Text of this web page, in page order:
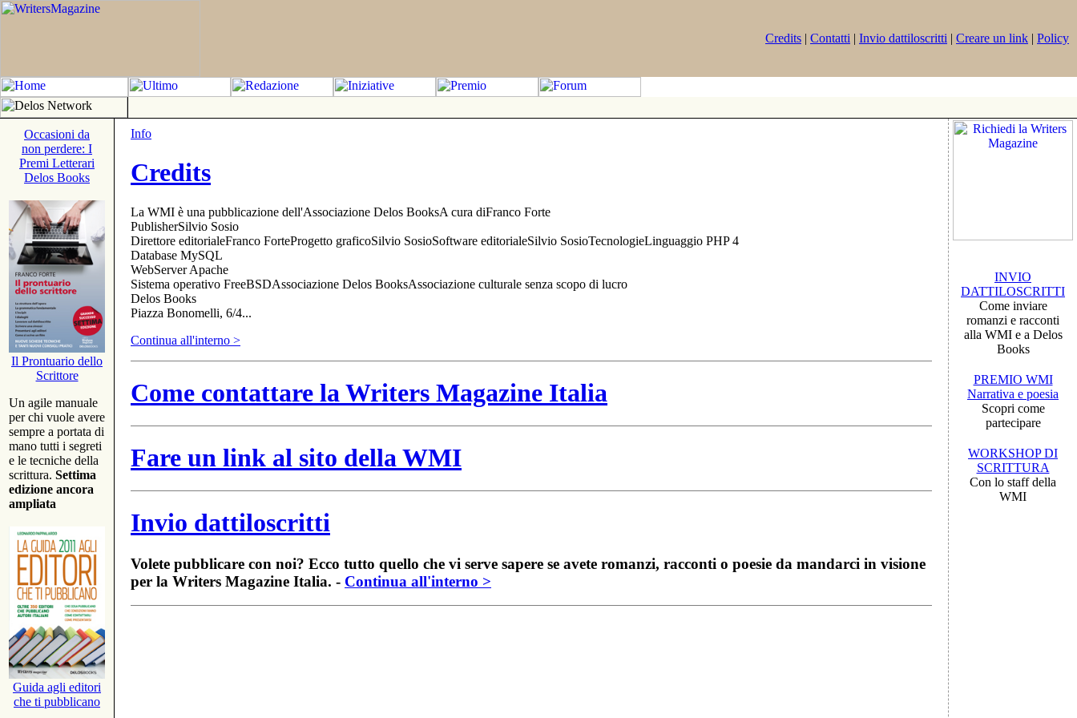
Credits | Contatti | Invio dattiloscritti | Creare un link | Policy
Occasioni da
non perdere: I
Premi Letterari
Delos Books
Il Prontuario dello
Scrittore
Un agile manuale
per chi vuole avere
sempre a portata di
mano tutti i segreti
e le tecniche della
scrittura. Settima
edizione ancora
ampliata
Guida agli editori
che ti pubblicano
Info
Credits
La WMI è una pubblicazione dell'Associazione Delos BooksA cura diFranco Forte
PublisherSilvio Sosio
Direttore editorialeFranco ForteProgetto graficoSilvio SosioSoftware editorialeSilvio SosioTecnologieLinguaggio PHP 4
Database MySQL
WebServer Apache
Sistema operativo FreeBSDAssociazione Delos BooksAssociazione culturale senza scopo di lucro
Delos Books
Piazza Bonomelli, 6/4...
Continua all'interno >
Come contattare la Writers Magazine Italia
Fare un link al sito della WMI
Invio dattiloscritti
Volete pubblicare con noi? Ecco tutto quello che vi serve sapere se avete romanzi, racconti o poesie da mandarci in visione
per la Writers Magazine Italia. - Continua all'interno >
INVIO
DATTILOSCRITTI
Come inviare
romanzi e racconti
alla WMI e a Delos
Books
PREMIO WMI
Narrativa e poesia
Scopri come
partecipare
WORKSHOP DI
SCRITTURA
Con lo staff della
WMI